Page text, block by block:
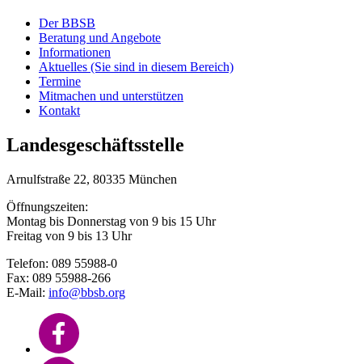
Der BBSB
Beratung und Angebote
Informationen
Aktuelles (Sie sind in diesem Bereich)
Termine
Mitmachen und unterstützen
Kontakt
Landesgeschäftsstelle
Arnulfstraße 22, 80335 München
Öffnungszeiten:
Montag bis Donnerstag von 9 bis 15 Uhr
Freitag von 9 bis 13 Uhr
Telefon: 089 55988-0
Fax: 089 55988-266
E-Mail: info@bbsb.org